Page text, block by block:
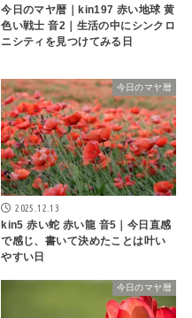
今日のマヤ暦｜kin197 赤い地球 黄
色い戦士 音2｜生活の中にシンクロ
ニシティを見つけてみる日
今日のマヤ暦
2025.12.13
kin5 赤い蛇 赤い龍 音5｜今日直感
で感じ、書いて決めたことは叶い
やすい日
今日のマヤ暦